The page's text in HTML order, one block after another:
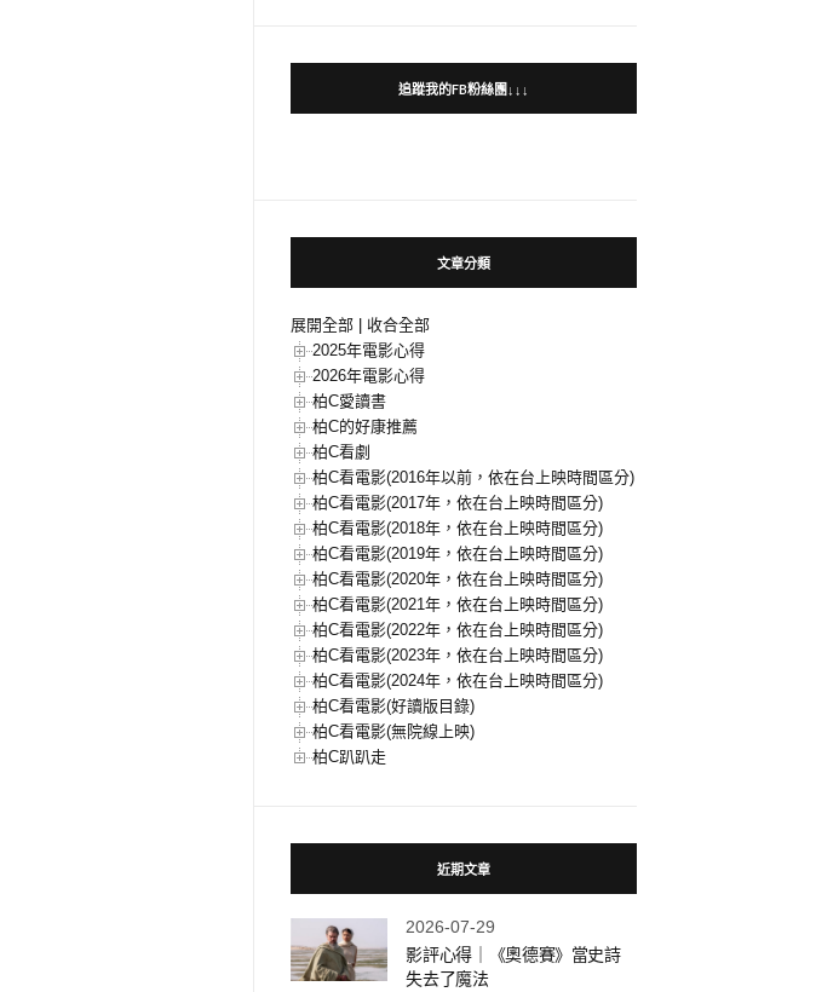
追蹤我的FB粉絲團↓↓↓
文章分類
展開全部
收合全部
2025年電影心得
2026年電影心得
柏C愛讀書
柏C的好康推薦
柏C看劇
柏C看電影(2016年以前，依在台上映時間區分)
柏C看電影(2017年，依在台上映時間區分)
柏C看電影(2018年，依在台上映時間區分)
柏C看電影(2019年，依在台上映時間區分)
柏C看電影(2020年，依在台上映時間區分)
柏C看電影(2021年，依在台上映時間區分)
柏C看電影(2022年，依在台上映時間區分)
柏C看電影(2023年，依在台上映時間區分)
柏C看電影(2024年，依在台上映時間區分)
柏C看電影(好讀版目錄)
柏C看電影(無院線上映)
柏C趴趴走
近期文章
2026-07-29
影評心得｜《奧德賽》當史詩
失去了魔法